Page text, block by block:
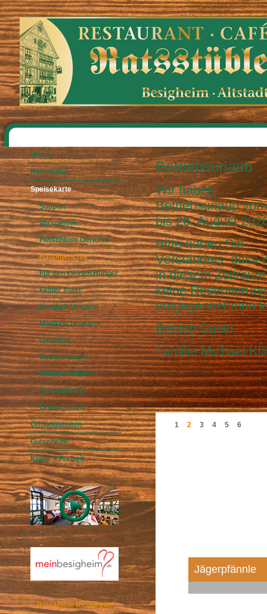
Home
Ratsstüble
Speisekarte
Suppen
Vorspeisen
Fleischlose Gerichte
Hauptgerichte
Für den kleinen Hunger
Feiner Toast
Herzhaft Vespern
Maultaschenkarte
Desserts
Getränkekarte
Wildspezialitäten
Spargelkarte
Gruppenkarte
Öffnungszeiten
Gutscheine
Kultur + Freizeit
Ratsstüble Besigheim
Betriebsurlaub
Wir haben
Betriebsurlaub
bis 26. August
Bitte haben Sie
Verständnis, dass
in diesem Zeitraum
keine
entgegennehmen
Besten Dank!
Familie Michael
Jägerpfännle
1 2 3 4 5 6